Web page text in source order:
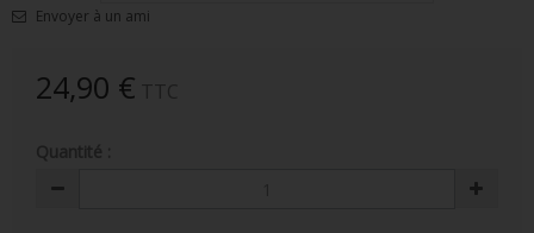
FIGURINES POP STAR WARS
FIGURINES POP SEIGNEUR DES ANNEAUX
Envoyer à un ami
24,90 €